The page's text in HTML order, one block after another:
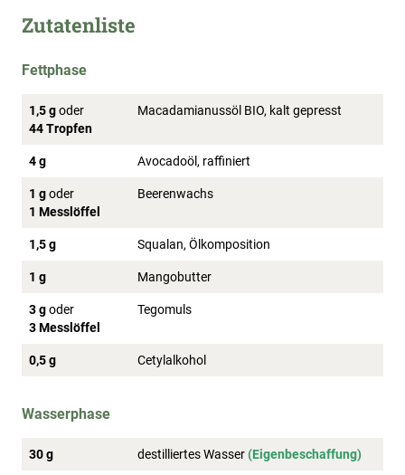
Zutatenliste
Fettphase
1,5 goder
44 Tropfen
Macadamianussöl BIO, kalt gepresst
4 g Avocadoöl, raffiniert
1 goder
1 Messlöffel
Beerenwachs
1,5 g Squalan, Ölkomposition
1 g Mangobutter
3 goder
3 Messlöffel
Tegomuls
0,5 g Cetylalkohol
Wasserphase
30 g destilliertes Wasser(Eigenbeschaffung)